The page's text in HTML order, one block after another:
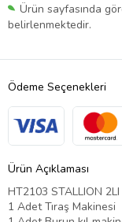
Ürün sayfasında
belirlenmektedir.
Ödeme Seçenekleri
Ürün Açıklaması
HT2103 STALLION
1 Adet Tıraş Makinesi